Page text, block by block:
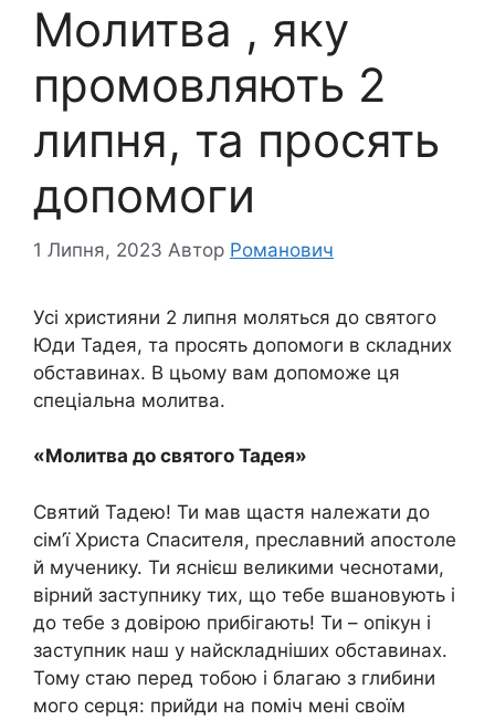
Молитва , яку
промовляють 2
липня, та просять
допомоги
1 Липня, 2023 Автор Романович
Усі християни 2 липня моляться до святого
Юди Тадея, та просять допомоги в складних
обставинах. В цьому вам допоможе ця
спеціальна молитва.
«Молитва до святого Тадея»
Святий Тадею! Ти мав щастя належати до
сім’ї Христа Спасителя, преславний апостоле
й мyченику. Ти яснієш великими чеснотами,
вірний заступнику тих, що тебе вшановують і
до тебе з довірою прибігають! Ти – опікун і
заступник наш у найскладніших обставинах.
Тому стаю перед тобою і благаю з глибини
мого серця: прийди на поміч мені своїм